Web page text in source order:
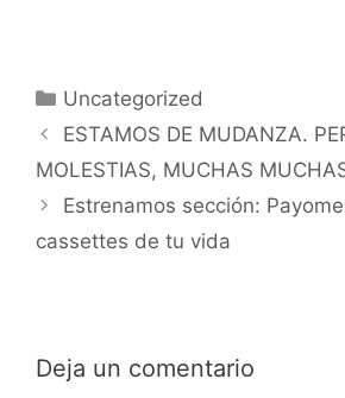
Categorías
Uncategorized
ESTAMOS DE MUDANZA.
MOLESTIAS, MUCHAS
Estrenamos sección:
cassettes de tu vida
Deja un comentario